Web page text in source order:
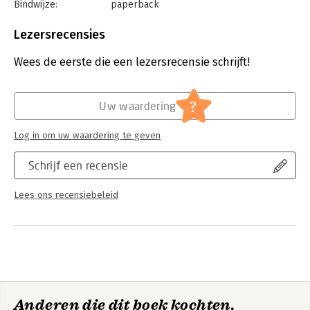
Bindwijze:
paperback
Uitgever:
Verschijningsdatum:
22-9-2020
Lezersrecensies
Wees de eerste die een lezersrecensie schrijft!
Schrijf een recensie
Lees ons recensiebeleid
Uw waardering ?
Log in om uw waardering te geven
Anderen die dit boek kochten,